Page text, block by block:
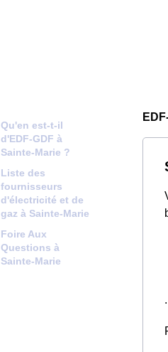
Qu'en est-t-il
d'EDF-GDF à
Sainte-Marie ?
Liste des
fournisseurs
d'électricité et de
gaz à Sainte-Marie
Foire Aux
Questions à
Sainte-Marie
.